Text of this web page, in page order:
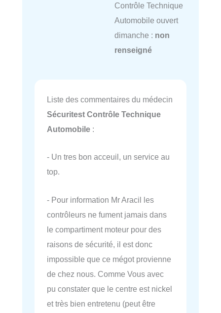
Contrôle Technique
Automobile ouvert
dimanche : non
renseigné
Liste des commentaires du médecin
Sécuritest Contrôle Technique
Automobile :
- Un tres bon acceuil, un service au
top.
- Pour information Mr Aracil les
contrôleurs ne fument jamais dans
le compartiment moteur pour des
raisons de sécurité, il est donc
impossible que ce mégot provienne
de chez nous. Comme Vous avec
pu constater que le centre est nickel
et très bien entretenu (peut être